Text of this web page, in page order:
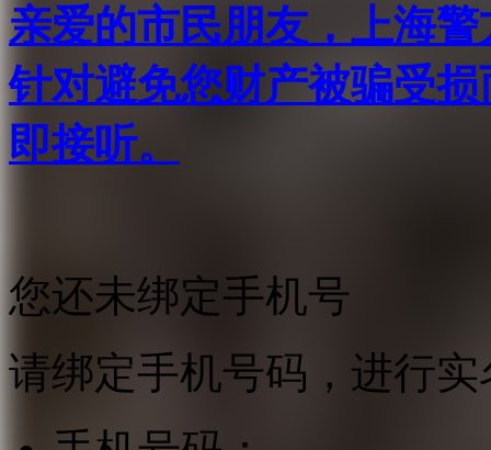
亲爱的市民朋友，上海
针对避免您财产被骗受
即接听。
您还未绑定手机号
请绑定手机号码，进行